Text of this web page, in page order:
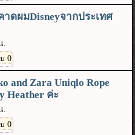
ดผมDisneyจากประเทศ
.
0
and Zara Uniqlo Rope
Heather ค่ะ
.
0